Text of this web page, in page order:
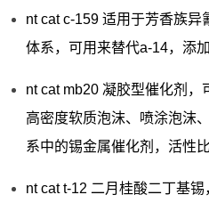
nt cat c-159 适用于芳香族异
体系，可用来替代a-14，添
nt cat mb20 凝胶型催化剂，
高密度软质泡沫、喷涂泡沫
系中的锡金属催化剂，活性
nt cat t-12 二月桂酸二丁基